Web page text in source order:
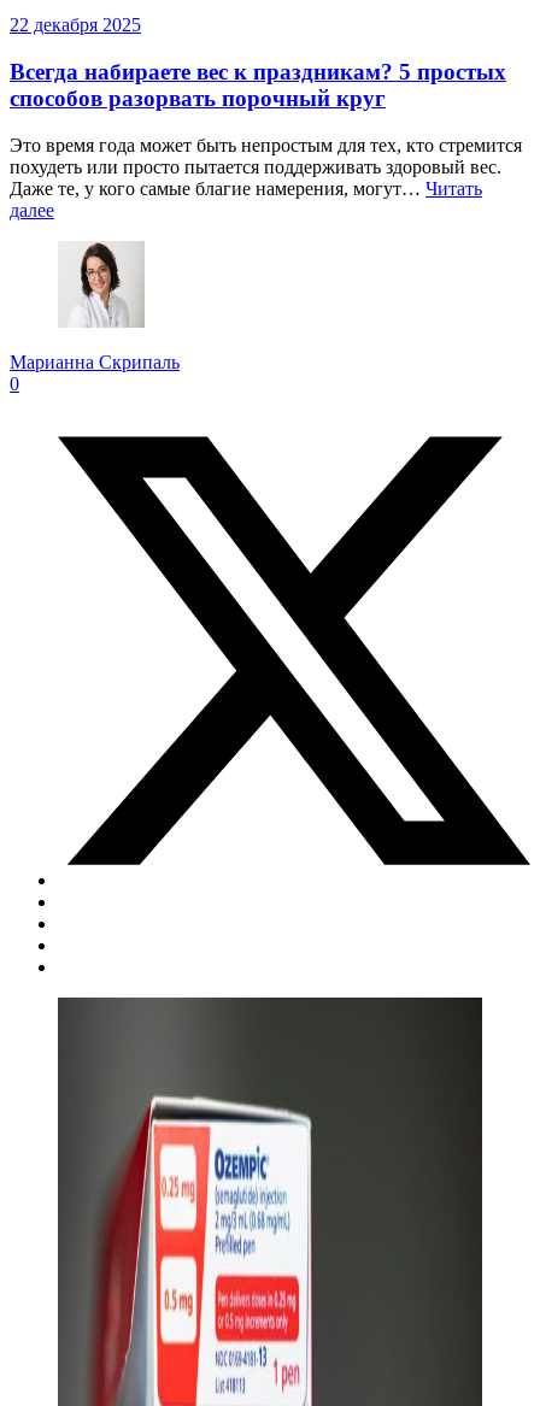
22 декабря 2025
Всегда набираете вес к праздникам? 5 простых
способов разорвать порочный круг
Это время года может быть непростым для тех, кто стремится
похудеть или просто пытается поддерживать здоровый вес.
Даже те, у кого самые благие намерения, могут… Читать
далее
Марианна Скрипаль
0